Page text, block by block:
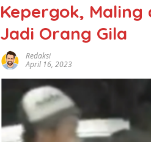
Kepergok,
Jadi Orang Gila
Redaksi
April 16, 2023